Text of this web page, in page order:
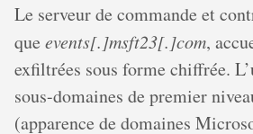
Le serveur de commande et
que events[.]msft23[.]com,
exfiltrées sous forme chiffrée.
sous-domaines de premier
(apparence de domaines